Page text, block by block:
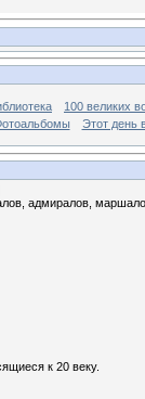
100 великих
Этот день
адмиралов,
к 20 веку.